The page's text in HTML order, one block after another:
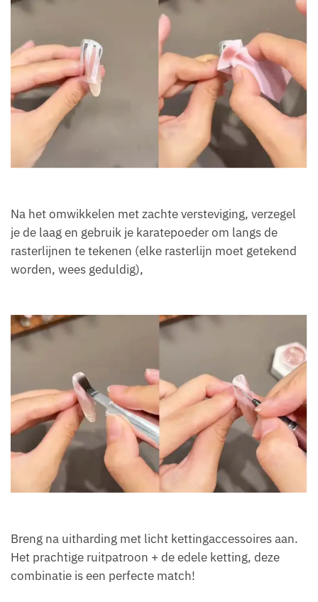
Na het omwikkelen met zachte versteviging, verzegel
je de laag en gebruik je karatepoeder om langs de
rasterlijnen te tekenen (elke rasterlijn moet getekend
worden, wees geduldig),
Breng na uitharding met licht kettingaccessoires aan.
Het prachtige ruitpatroon + de edele ketting, deze
combinatie is een perfecte match!